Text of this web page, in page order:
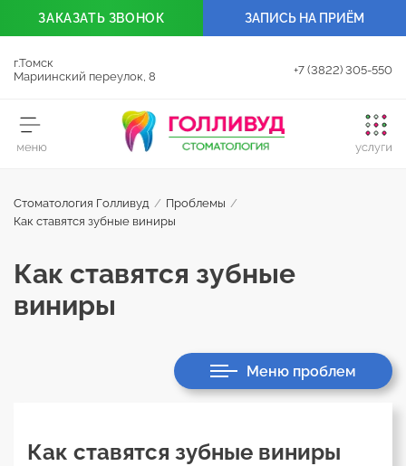
г.Томск
Мариинский переулок, 8
+7 (3822) 305-550
ЗАКАЗАТЬ ЗВОНОК ЗАПИСЬ НА ПРИЁМ
Стоматология Голливуд / Проблемы /
Как ставятся зубные виниры
Как ставятся зубные
виниры
Меню проблем
Как ставятся зубные виниры